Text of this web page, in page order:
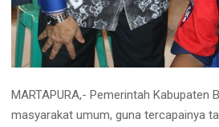
MARTAPURA,- Pemerintah
masyarakat umum, guna tercapainya